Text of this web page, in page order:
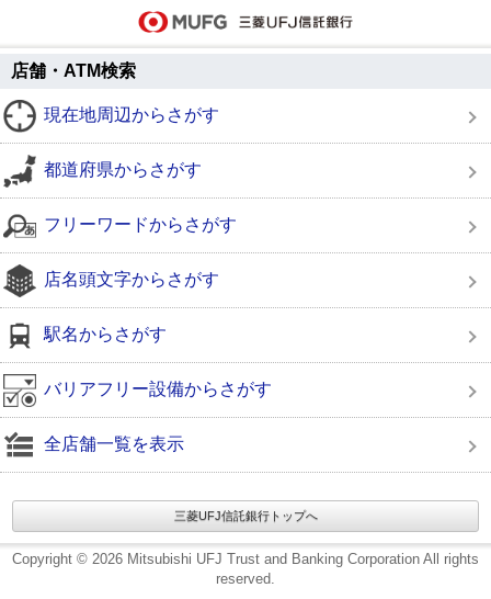
店舗・ATM検索
現在地周辺からさがす
都道府県からさがす
フリーワードからさがす
店名頭文字からさがす
駅名からさがす
バリアフリー設備からさがす
全店舗一覧を表示
三菱UFJ信託銀行トップへ
Copyright © 2026 Mitsubishi UFJ Trust and Banking Corporation All rights
reserved.